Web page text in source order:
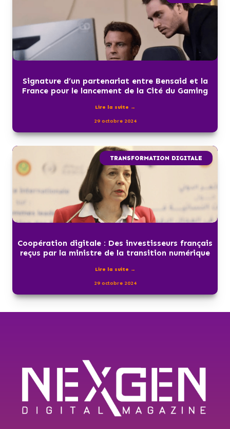
Signature d’un partenariat entre Bensaid et la
France pour le lancement de la Cité du Gaming
Lire la suite →
29 octobre 2024
TRANSFORMATION DIGITALE
Coopération digitale : Des investisseurs français
reçus par la ministre de la transition numérique
Lire la suite →
29 octobre 2024